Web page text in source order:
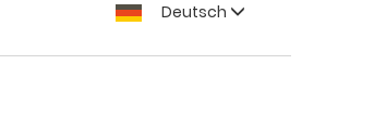
Deutsch